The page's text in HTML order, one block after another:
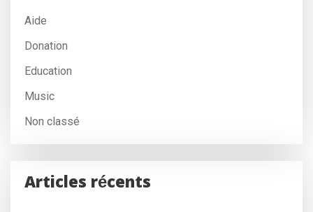
Aide
Donation
Education
Music
Non classé
Articles récents